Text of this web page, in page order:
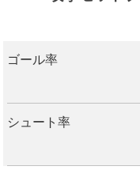
ゴール率
シュート率